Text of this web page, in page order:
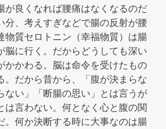
が良くなれば腰痛はなくなるのだ
分、考えすぎなどで腸の反射が腰
物質セロトニン（幸福物質）は腸
脳に行く。だからどうしても深い
かかわる。脳は命令を受けたもの
。だから昔から、「腹が決まらな
ない」「断腸の思い」とは言うが
は言わない。何となく心と腹の関
。何か決断する時に大事なのは腸